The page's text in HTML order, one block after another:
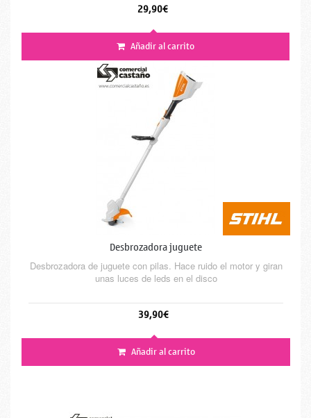
29,90€
Añadir al carrito
Desbrozadora juguete
Desbrozadora de juguete con pilas. Hace ruido el motor y giran
unas luces de leds en el disco
39,90€
Añadir al carrito